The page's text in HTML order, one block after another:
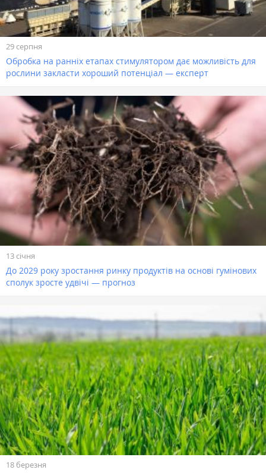
29 серпня
Обробка на ранніх етапах стимулятором дає можливість для
рослини закласти хороший потенціал — експерт
13 січня
До 2029 року зростання ринку продуктів на основі гумінових
сполук зросте удвічі — прогноз
18 березня